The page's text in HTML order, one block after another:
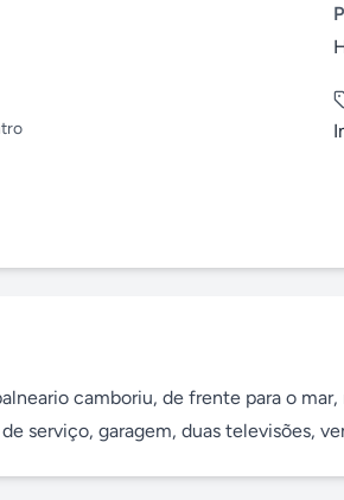
camboriu, de frente para o
serviço, garagem, duas televisões,